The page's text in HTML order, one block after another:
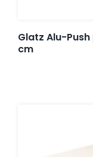
Glatz Alu-
cm